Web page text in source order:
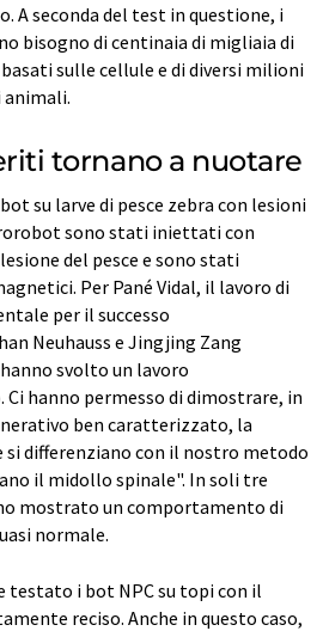
A seconda del test in questione, i
bisogno di centinaia di migliaia di
sulle cellule e di diversi milioni
tornano a nuotare
su larve di pesce zebra con lesioni
sono stati iniettati con
del pesce e sono stati
Per Pané Vidal, il lavoro di
per il successo
Neuhauss e Jingjing Zang
svolto un lavoro
hanno permesso di dimostrare, in
ben caratterizzato, la
si differenziano con il nostro metodo
il midollo spinale". In soli tre
mostrato un comportamento di
normale.
testato i bot NPC su topi con il
reciso. Anche in questo caso,